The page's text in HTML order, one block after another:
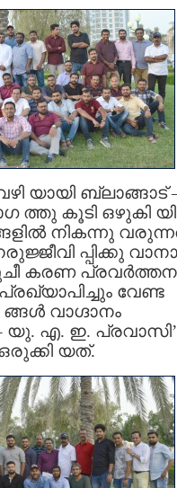
യായി ബ്ലാങ്ങാട്
ത്തു കൂടി ഒഴുകി
നികന്നു
പ്പിക്കു
കരണ പ്രവർത്തന
വേണ്ട
വാഗ്ദാനം
യു. എ. ഇ. പ്രവാസി’
യത്.